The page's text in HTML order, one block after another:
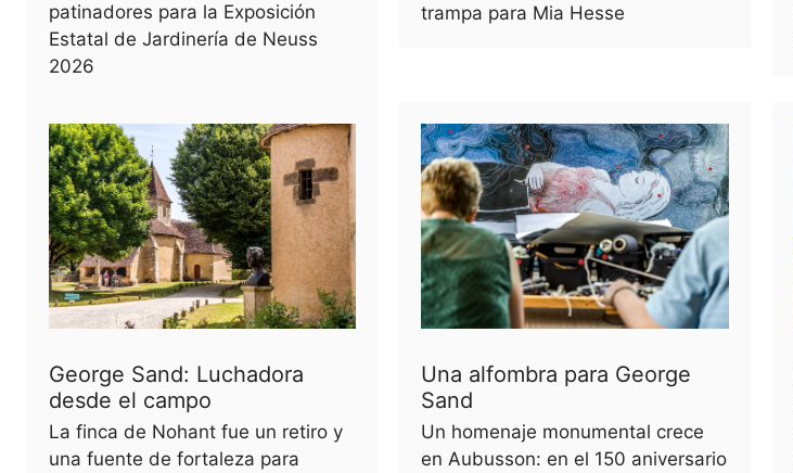
patinadores para la Exposición
Estatal de Jardinería de Neuss
2026
trampa para Mia Hesse
George Sand: Luchadora
desde el campo
La finca de Nohant fue un retiro y
una fuente de fortaleza para
Una alfombra para George
Sand
Un homenaje monumental crece
en Aubusson: en el 150 aniversario